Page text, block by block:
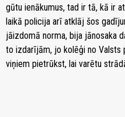
gūtu ienākumus, tad ir tā, kā ir
laikā policija arī atklāj šos
jāizdomā norma, bija jānosaka
to izdarījām, jo kolēģi no Valsts
viņiem pietrūkst, lai varētu